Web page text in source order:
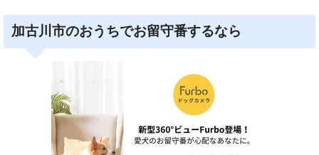
加古川市のおうちでお留守番するなら